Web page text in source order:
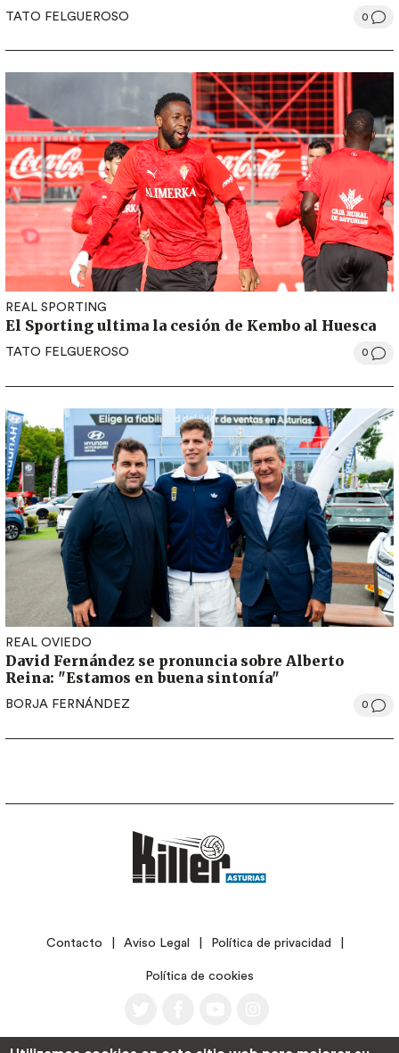
TATO FELGUEROSO 0
REAL SPORTING
El Sporting ultima la cesión de Kembo al Huesca
TATO FELGUEROSO 0
REAL OVIEDO
David Fernández se pronuncia sobre Alberto
Reina: "Estamos en buena sintonía"
BORJA FERNÁNDEZ 0
LEGALContacto Aviso Legal Política de privacidad
Política de cookies